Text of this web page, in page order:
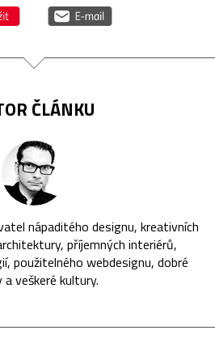
ČLÁNKU
nápaditého designu, kreativních
příjemných interiérů,
použitelného webdesignu, dobré
a veškeré kultury.